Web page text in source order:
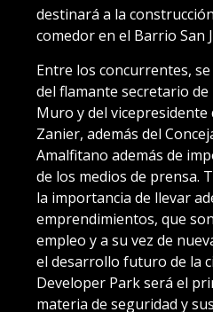
destinará a la
comedor en el Barrio San
Entre los concurrentes,
del flamante secretario
Muro y del vicepresidente
Zanier, además del
Amalfitano además de
de los medios de prensa.
la importancia de llevar
emprendimientos, que
empleo y a su vez de
el desarrollo futuro de la
Developer Park será el
materia de seguridad y